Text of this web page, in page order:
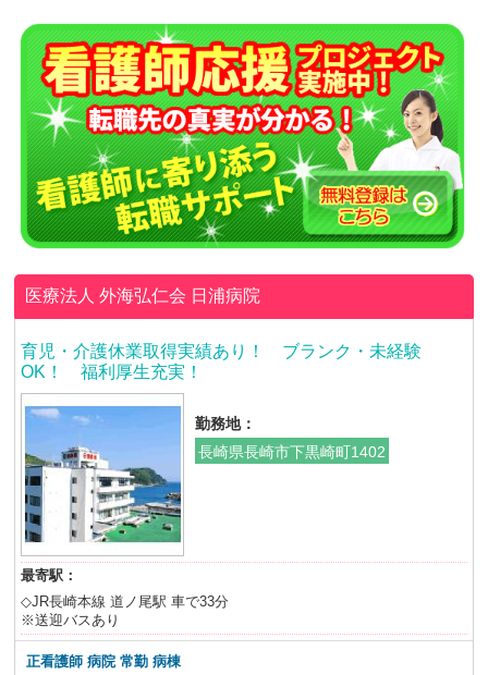
医療法人 外海弘仁会 日浦病院
育児・介護休業取得実績あり！ ブランク・未経験
OK！ 福利厚生充実！
勤務地：
長崎県長崎市下黒崎町1402
最寄駅：
◇JR長崎本線 道ノ尾駅 車で33分
※送迎バスあり
正看護師 病院 常勤 病棟